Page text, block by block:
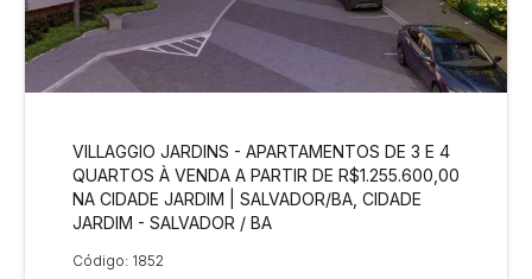
VILLAGGIO JARDINS - APARTAMENTOS DE 3 E 4
QUARTOS À VENDA A PARTIR DE R$1.255.600,00
NA CIDADE JARDIM | SALVADOR/BA, CIDADE
JARDIM - SALVADOR / BA
Código: 1852